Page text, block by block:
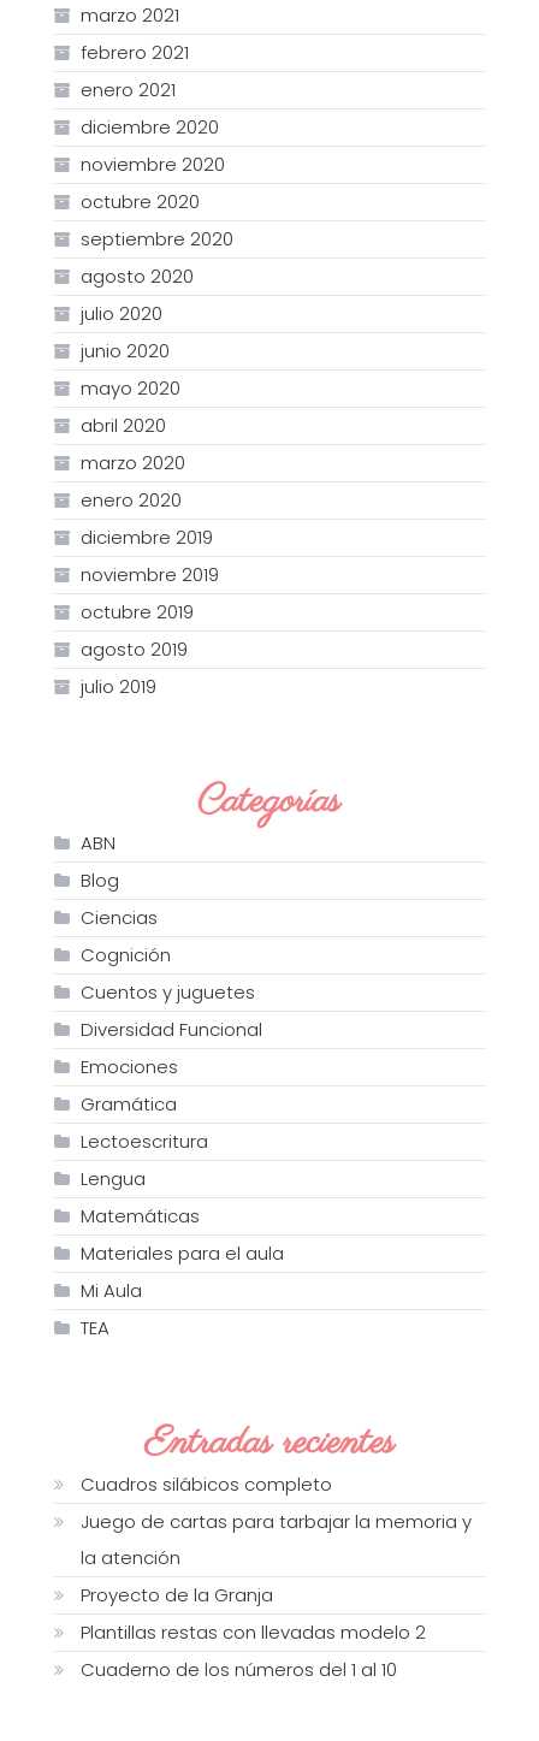
marzo 2021
febrero 2021
enero 2021
diciembre 2020
noviembre 2020
octubre 2020
septiembre 2020
agosto 2020
julio 2020
junio 2020
mayo 2020
abril 2020
marzo 2020
enero 2020
diciembre 2019
noviembre 2019
octubre 2019
agosto 2019
julio 2019
Categorías
ABN
Blog
Ciencias
Cognición
Cuentos y juguetes
Diversidad Funcional
Emociones
Gramática
Lectoescritura
Lengua
Matemáticas
Materiales para el aula
Mi Aula
TEA
Entradas recientes
Cuadros silábicos completo
Juego de cartas para tarbajar la memoria y
la atención
Proyecto de la Granja
Plantillas restas con llevadas modelo 2
Cuaderno de los números del 1 al 10